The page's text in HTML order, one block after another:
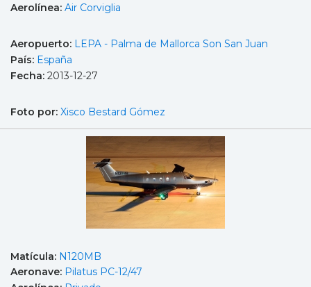
Aerolínea: Air Corviglia
Aeropuerto: LEPA - Palma de Mallorca Son San Juan
País: España
Fecha: 2013-12-27
Foto por: Xisco Bestard Gómez
Matícula: N120MB
Aeronave: Pilatus PC-12/47